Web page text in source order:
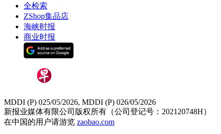
全检索
ZShop集品店
海峡时报
商业时报
MDDI (P) 025/05/2026, MDDI (P) 026/05/2026
新报业媒体有限公司版权所有（公司登记号：202120748H）
在中国的用户请游览 zaobao.com